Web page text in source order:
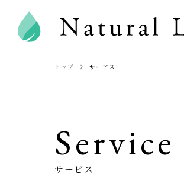
トップ サービス
サービス